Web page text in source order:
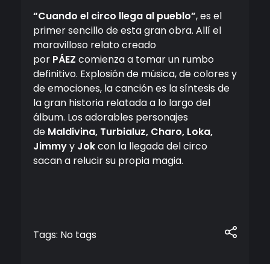
“Cuando el circo llega al pueblo”, es el
primer sencillo de esta gran obra. Allí el
maravilloso relato creado
por PÁEZ comienza a tomar un rumbo
definitivo. Explosión de música, de colores y
de emociones, la canción es la síntesis de
la gran historia relatada a lo largo del
álbum. Los adorables personajes
de Maldivina, Turbialuz, Charo, Loka,
Jimmyy Jokcon la llegada del circo
sacan a relucir su propia magia.
Tags: No tags